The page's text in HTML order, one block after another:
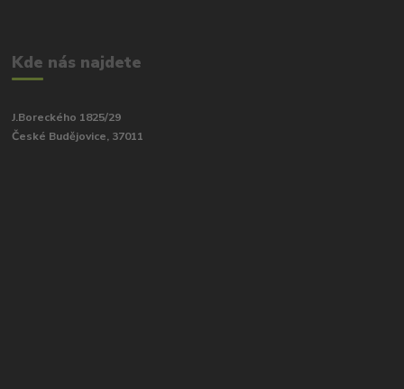
Kde nás najdete
J.Boreckého 1825/29
České Budějovice, 37011